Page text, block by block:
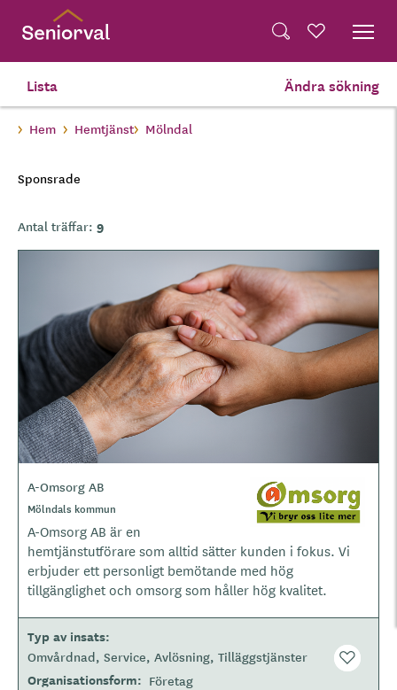
Lista Ändra sökning
Hem Hemtjänst Mölndal
Sponsrade
Antal träffar: 9
e
r
o
t
y
e
A-Omsorg AB
O
r
å
d
e
Mölndals kommun
A-Omsorg AB är en
hemtjänstutförare som alltid sätter kunden i fokus. Vi
erbjuder ett personligt bemötande med hög
tillgänglighet och omsorg som håller hög kvalitet.
Typ av insats
Omvårdnad Service Avlösning Tilläggstjänster
Organisationsform Företag
Translate